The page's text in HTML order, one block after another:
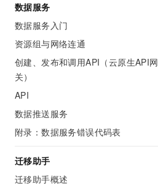
数据服务
数据服务入门
资源组与网络连通
创建、发布和调用API（云原生API网
关）
API
数据推送服务
附录：数据服务错误代码表
迁移助手
迁移助手概述